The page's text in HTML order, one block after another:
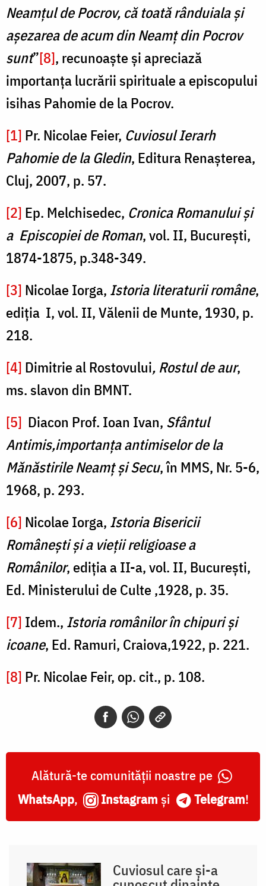
Neamţul de Pocrov, că toată rânduiala şi
aşezarea de acum din Neamţ din Pocrov
sunt”[8], recunoaște și apreciază
importanța lucrării spirituale a episcopului
isihas Pahomie de la Pocrov.
[1] Pr. Nicolae Feier, Cuviosul Ierarh
Pahomie de la Gledin, Editura Renașterea,
Cluj, 2007, p. 57.
[2] Ep. Melchisedec, Cronica Romanului şi
a Episcopiei de Roman, vol. II, Bucureşti,
1874-1875, p.348-349.
[3] Nicolae Iorga, Istoria literaturii române,
ediţia I, vol. II, Vălenii de Munte, 1930, p.
218.
[4] Dimitrie al Rostovului, Rostul de aur,
ms. slavon din BMNT.
[5] Diacon Prof. Ioan Ivan, Sfântul
Antimis,importanța antimiselor de la
Mănăstirile Neamț și Secu, în MMS, Nr. 5-6,
1968, p. 293.
[6] Nicolae Iorga, Istoria Bisericii
Româneşti şi a vieţii religioase a
Românilor, ediţia a II-a, vol. II, Bucureşti,
Ed. Ministerului de Culte ,1928, p. 35.
[7] Idem., Istoria românilor în chipuri și
icoane, Ed. Ramuri, Craiova,1922, p. 221.
[8] Pr. Nicolae Feir, op. cit., p. 108.
Alătură-te comunității noastre pe
WhatsApp, Instagram și Telegram!
Cuviosul care și-a